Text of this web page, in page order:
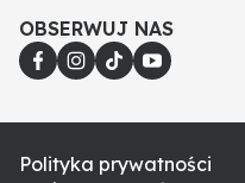
OBSERWUJ NAS
Polityka prywatności